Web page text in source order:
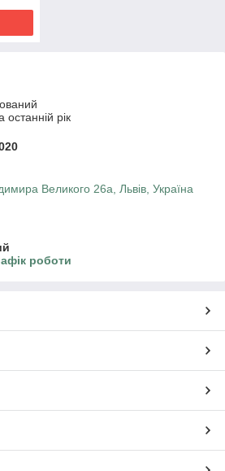
останній рік
Великого 26а, Львів, Україна
роботи